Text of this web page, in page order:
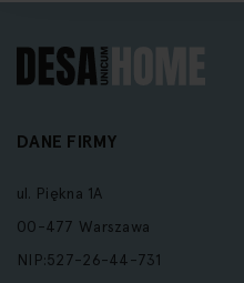
DANE FIRMY
ul. Piękna 1A
00-477 Warszawa
NIP:527-26-44-731